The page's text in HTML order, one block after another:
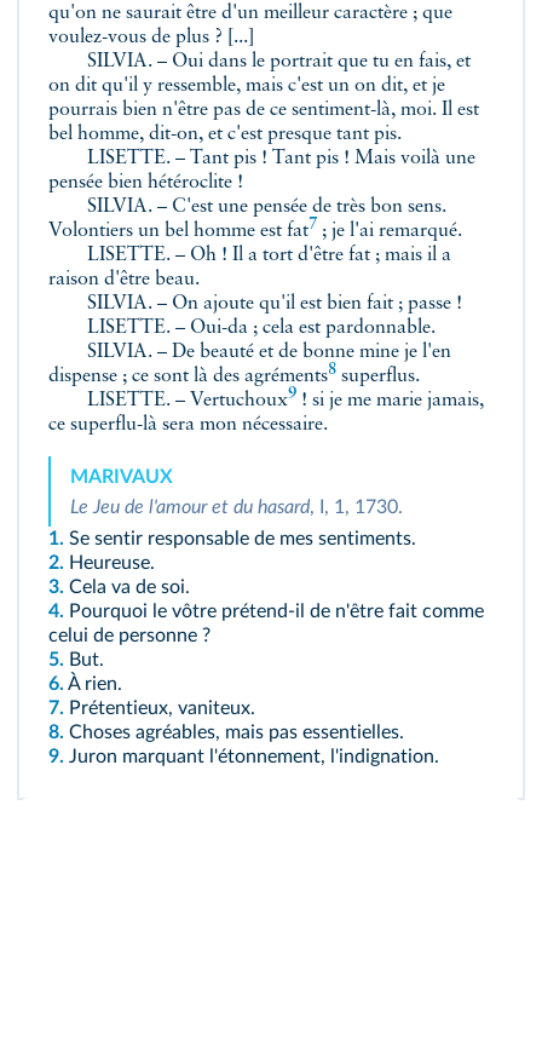
qu'on ne saurait être d'un meilleur caractère ; que
voulez-vous de plus ? [...]
SILVIA. – Oui dans le portrait que tu en fais, et
on dit qu'il y ressemble, mais c'est un on dit, et je
pourrais bien n'être pas de ce sentiment-là, moi. Il est
bel homme, dit-on, et c'est presque tant pis.
LISETTE. – Tant pis ! Tant pis ! Mais voilà une
pensée bien hétéroclite !
SILVIA. – C'est une pensée de très bon sens.
Volontiers un bel homme est fat7 ; je l'ai remarqué.
LISETTE. – Oh ! Il a tort d'être fat ; mais il a
raison d'être beau.
SILVIA. – On ajoute qu'il est bien fait ; passe !
LISETTE. – Oui-da ; cela est pardonnable.
SILVIA. – De beauté et de bonne mine je l'en
dispense ; ce sont là des agréments8 superflus.
LISETTE. – Vertuchoux9 ! si je me marie jamais,
ce superflu-là sera mon nécessaire.
MARIVAUX
Le Jeu de l'amour et du hasard
, I, 1, 1730.
1. Se sentir responsable de mes sentiments.
2. Heureuse.
3. Cela va de soi.
4. Pourquoi le vôtre prétend-il de n'être fait comme
celui de personne ?
5. But.
6. À rien.
7. Prétentieux, vaniteux.
8. Choses agréables, mais pas essentielles.
9. Juron marquant l'étonnement, l'indignation.